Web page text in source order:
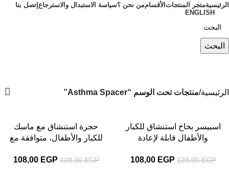
الرئيسيةمتجر المنتجات الأقساممن نحن ؟سياسة الاستبدال والاسترجاع إتصل بنا
ENGLISH
البحث
الرئيسية منتجات تحت الوسم “Asthma Spacer”
اسبيسر بخاخ استنشاق للكبار
والأطفال قابلة لإعادة
128,00EGP
108,00 EGP
حجرة استنشاق مع ماسك
للكبار والأطفال، متوافقة مع
المحددة128,00EGP
108,00 EGP